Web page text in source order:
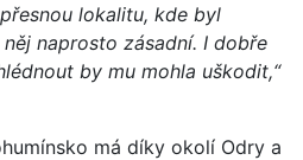
lokalitu, kde byl
naprosto zásadní. I dobře
by mu mohla uškodit,“
má díky okolí Odry a